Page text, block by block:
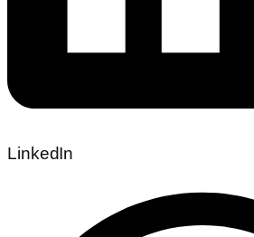
LinkedIn